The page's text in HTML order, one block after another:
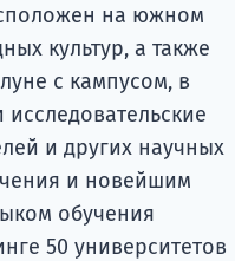
на южном
культур, а также
с кампусом, в
и других научных
и новейшим
обучения
50 университетов